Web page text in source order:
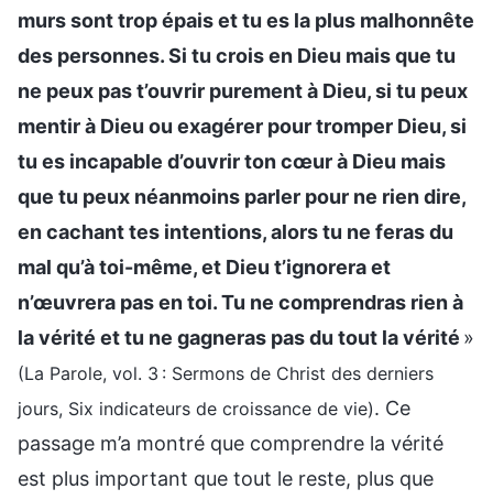
murs sont trop épais et tu es la plus malhonnête
des personnes. Si tu crois en Dieu mais que tu
ne peux pas t’ouvrir purement à Dieu, si tu peux
mentir à Dieu ou exagérer pour tromper Dieu, si
tu es incapable d’ouvrir ton cœur à Dieu mais
que tu peux néanmoins parler pour ne rien dire,
en cachant tes intentions, alors tu ne feras du
mal qu’à toi-même, et Dieu t’ignorera et
n’œuvrera pas en toi. Tu ne comprendras rien à
la vérité et tu ne gagneras pas du tout la vérité »
(La Parole, vol. 3 : Sermons de Christ des derniers
jours, Six indicateurs de croissance de vie). Ce
passage m’a montré que comprendre la vérité
est plus important que tout le reste, plus que